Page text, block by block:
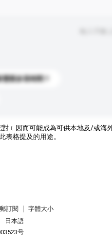
要多長時間？
﹝因而可能成為可供本地及/或海
表格提及的用途。
訂閱
字體大小
日本語
号